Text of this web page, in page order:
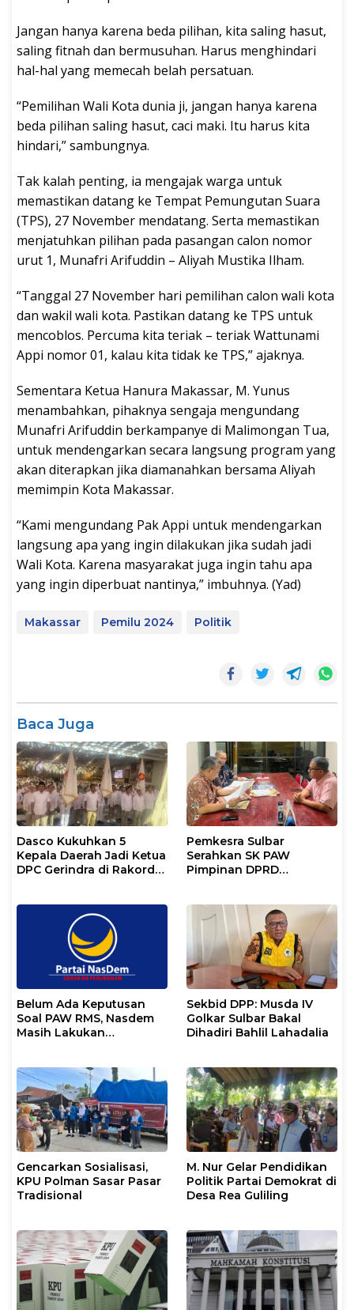
Jangan hanya karena beda pilihan, kita saling hasut,
saling fitnah dan bermusuhan. Harus menghindari
hal-hal yang memecah belah persatuan.
“Pemilihan Wali Kota dunia ji, jangan hanya karena
beda pilihan saling hasut, caci maki. Itu harus kita
hindari,” sambungnya.
Tak kalah penting, ia mengajak warga untuk
memastikan datang ke Tempat Pemungutan Suara
(TPS), 27 November mendatang. Serta memastikan
menjatuhkan pilihan pada pasangan calon nomor
urut 1, Munafri Arifuddin – Aliyah Mustika Ilham.
“Tanggal 27 November hari pemilihan calon wali kota
dan wakil wali kota. Pastikan datang ke TPS untuk
mencoblos. Percuma kita teriak – teriak Wattunami
Appi nomor 01, kalau kita tidak ke TPS,” ajaknya.
Sementara Ketua Hanura Makassar, M. Yunus
menambahkan, pihaknya sengaja mengundang
Munafri Arifuddin berkampanye di Malimongan Tua,
untuk mendengarkan secara langsung program yang
akan diterapkan jika diamanahkan bersama Aliyah
memimpin Kota Makassar.
“Kami mengundang Pak Appi untuk mendengarkan
langsung apa yang ingin dilakukan jika sudah jadi
Wali Kota. Karena masyarakat juga ingin tahu apa
yang ingin diperbuat nantinya,” imbuhnya. (Yad)
Makassar Pemilu 2024 Politik
Baca Juga
Dasco Kukuhkan 5
Kepala Daerah Jadi Ketua
DPC Gerindra di Rakorda
Pemkesra Sulbar
Serahkan SK PAW
Pimpinan DPRD
Belum Ada Keputusan
Soal PAW RMS, Nasdem
Masih Lakukan
Sekbid DPP: Musda IV
Golkar Sulbar Bakal
Dihadiri Bahlil Lahadalia
Gencarkan Sosialisasi,
KPU Polman Sasar Pasar
Tradisional
M. Nur Gelar Pendidikan
Politik Partai Demokrat di
Desa Rea Guliling